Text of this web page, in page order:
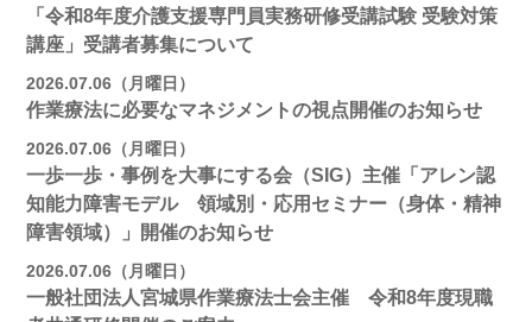
「令和8年度介護支援専門員実務研修受講試験 受験対策
講座」受講者募集について
2026.07.06（月曜日）
作業療法に必要なマネジメントの視点開催のお知らせ
2026.07.06（月曜日）
一歩一歩・事例を大事にする会（SIG）主催「アレン認
知能力障害モデル 領域別・応用セミナー（身体・精神
障害領域）」開催のお知らせ
2026.07.06（月曜日）
一般社団法人宮城県作業療法士会主催 令和8年度現職